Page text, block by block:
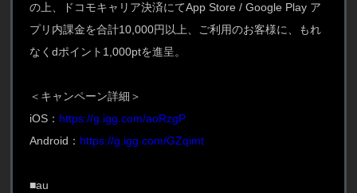
の上、ドコモキャリア決済にてApp Store / Google Play ア
プリ内課金を合計10,000円以上、ご利用のお客様に、もれ
なくdポイント1,000ptを進呈。
＜キャンペーン詳細＞
iOS： https://g.igg.com/aoRzgP
Android： https://g.igg.com/GZqimt
■au